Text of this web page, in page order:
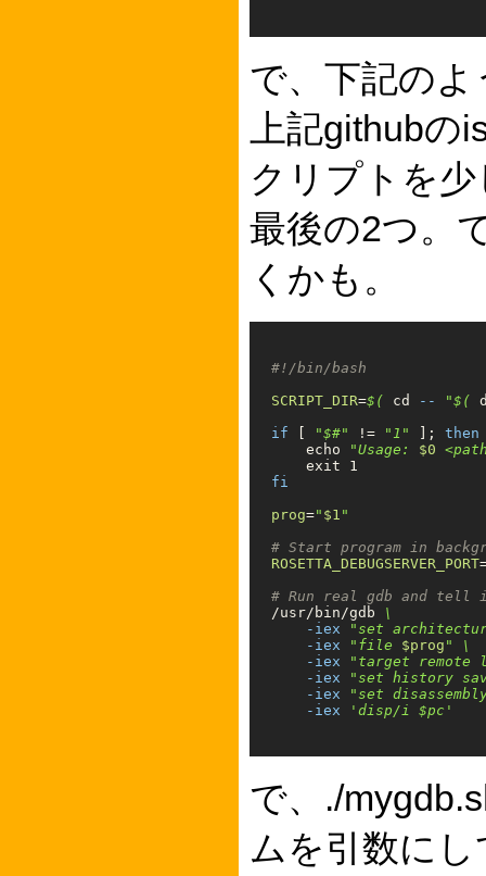
で、下記の
上記github
クリプトを
最後の2つ。
くかも。
#!/bin/bash
SCRIPT_DIR=$( cd -- "$(
if
"$#" != "1" ;
then
echo
"Usage: $0
exit
fi
prog=" $1 "
# Start program in
ROSETTA_DEBUGSERVER_PORT
# Run real gdb and
/usr/bin/gdb
\
-iex
"set
-iex
"file $prog "
\
-iex
"target remote
-iex
"set history
-iex
"set
-iex
'disp/i $pc'
で、./
ムを引数に